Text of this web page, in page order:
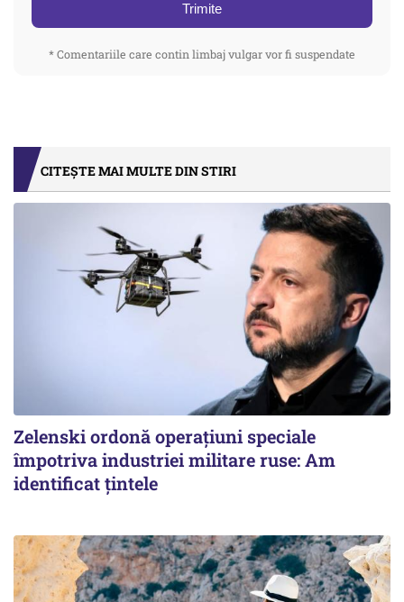
Trimite
* Comentariile care contin limbaj vulgar vor fi suspendate
CITEȘTE MAI MULTE DIN STIRI
Zelenski ordonă operațiuni speciale
împotriva industriei militare ruse: Am
identificat țintele